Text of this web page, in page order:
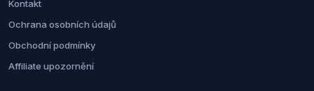
Kontakt
Ochrana osobních údajů
Obchodní podmínky
Affiliate upozornění